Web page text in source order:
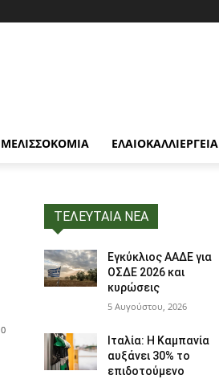
ΜΕΛΙΣΣΟΚΟΜΙΑ ΕΛΑΙΟΚΑΛΛΙΈΡΓΕΙΑ
0
ΤΕΛΕΥΤΑΙΑ ΝΕΑ
Εγκύκλιος ΑΑΔΕ για
ΟΣΔΕ 2026 και
κυρώσεις
5 Αυγούστου, 2026
Ιταλία: Η Καμπανία
αυξάνει 30% το
επιδοτούμενο